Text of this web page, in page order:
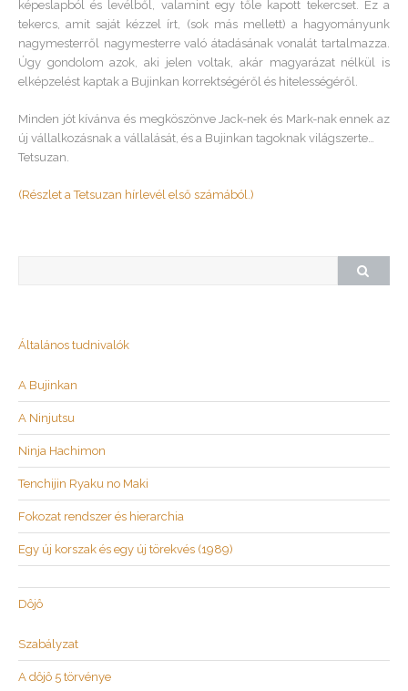
képeslapból és levélből, valamint egy tőle kapott tekercset. Ez a
tekercs, amit saját kézzel írt, (sok más mellett) a hagyományunk
nagymesterről nagymesterre való átadásának vonalát tartalmazza.
Úgy gondolom azok, aki jelen voltak, akár magyarázat nélkül is
elképzelést kaptak a Bujinkan korrektségéről és hitelességéről.
Minden jót kívánva és megköszönve Jack-nek és Mark-nak ennek az
új vállalkozásnak a vállalását, és a Bujinkan tagoknak világszerte…
Tetsuzan.
(Részlet a Tetsuzan hírlevél első számából.)
Általános tudnivalók
A Bujinkan
A Ninjutsu
Ninja Hachimon
Tenchijin Ryaku no Maki
Fokozat rendszer és hierarchia
Egy új korszak és egy új törekvés (1989)
Dôjô
Szabályzat
A dôjô 5 törvénye